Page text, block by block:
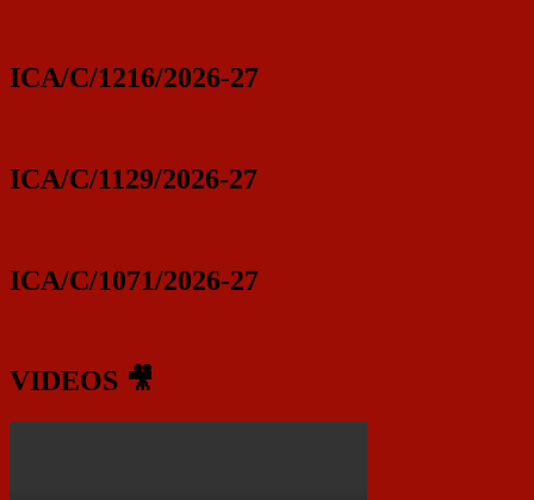
ICA/C/1216/2026-27
ICA/C/1129/2026-27
ICA/C/1071/2026-27
VIDEOS 🎥